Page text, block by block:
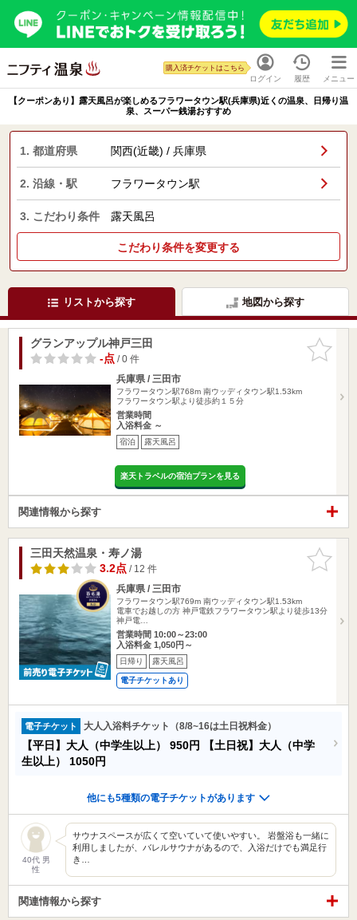
ログイン
購入済チケットはこちら
履歴 メニュー
【クーポンあり】露天風呂が楽しめるフラワータウン駅(兵庫県)近くの温泉、日帰り温
泉、スーパー銭湯おすすめ
1. 都道府県 関西(近畿) / 兵庫県
2. 沿線・駅 フラワータウン駅
3. こだわり条件 露天風呂
こだわり条件を変更する
リストから探す 地図から探す
お気に入
りに追加
グランアップル神戸三田
-点/ 0 件
兵庫県 / 三田市
フラワータウン駅768m 南ウッディタウン駅1.53km
フラワータウン駅より徒歩約１５分
営業時間
入浴料金 ～
宿泊 露天風呂
楽天トラベルの宿泊プランを見る
関連情報から探す
お気に入
りに追加
三田天然温泉・寿ノ湯
3.2点/ 12 件
兵庫県 / 三田市
フラワータウン駅769m 南ウッディタウン駅1.53km
電車でお越しの方 神戸電鉄フラワータウン駅より徒歩13分
神戸電…
営業時間 10:00～23:00
入浴料金 1,050円～
日帰り 露天風呂
電子チケットあり
電子チケット 大人入浴料チケット（8/8~16は土日祝料金）
【平日】大人（中学生以上） 950円
【土日祝】大人（中学
生以上） 1050円
他にも5種類の電子チケットがあります
40代 男
性
サウナスペースが広くて空いていて使いやすい。 岩盤浴も一緒に
利用しましたが、バレルサウナがあるので、入浴だけでも満足行
き…
関連情報から探す